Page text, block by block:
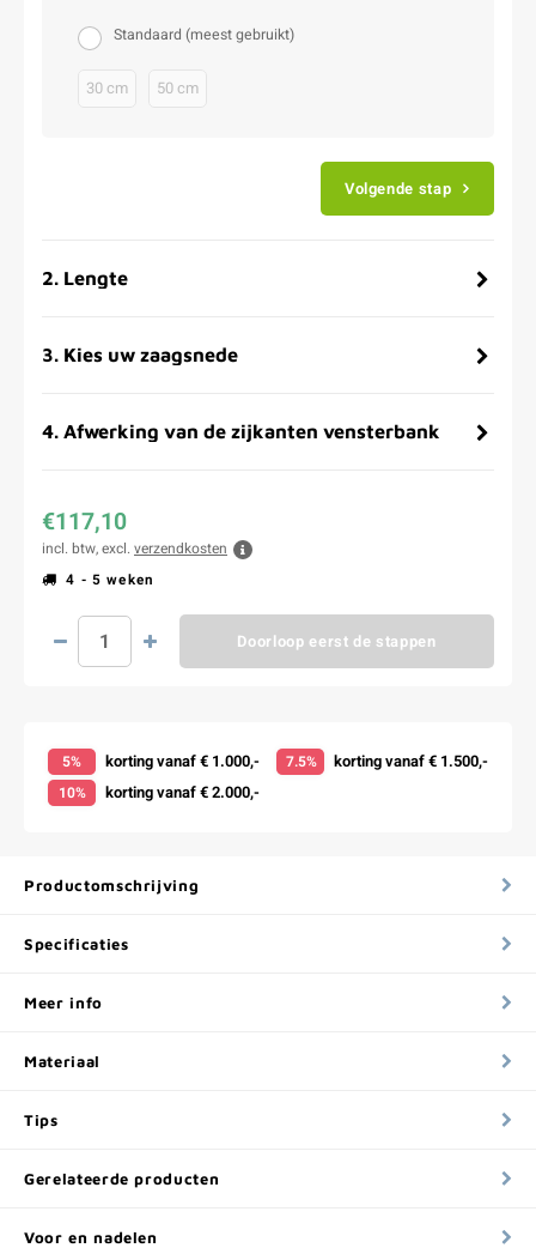
Standaard (meest gebruikt)
30 cm 50 cm
Volgende stap
2. Lengte
3. Kies uw zaagsnede
4. Afwerking van de zijkanten vensterbank
€117,10
incl. btw, excl. verzendkosten
4 - 5 weken
Doorloop eerst de stappen
5% korting vanaf € 1.000,- 7.5% korting vanaf € 1.500,-
10% korting vanaf € 2.000,-
Productomschrijving
Specificaties
Meer info
Materiaal
Tips
Gerelateerde producten
Voor en nadelen